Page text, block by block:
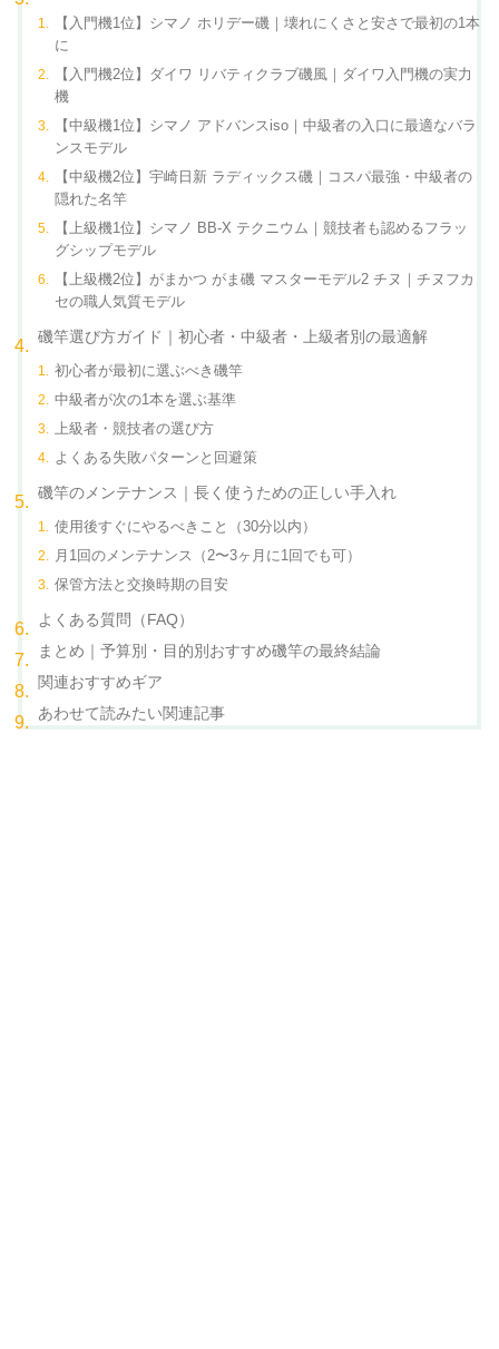
【入門機1位】シマノ ホリデー磯｜壊れにくさと安さで最初の1本
に
【入門機2位】ダイワ リバティクラブ磯風｜ダイワ入門機の実力
機
【中級機1位】シマノ アドバンスiso｜中級者の入口に最適なバラ
ンスモデル
【中級機2位】宇崎日新 ラディックス磯｜コスパ最強・中級者の
隠れた名竿
【上級機1位】シマノ BB-X テクニウム｜競技者も認めるフラッ
グシップモデル
【上級機2位】がまかつ がま磯 マスターモデル2 チヌ｜チヌフカ
セの職人気質モデル
磯竿選び方ガイド｜初心者・中級者・上級者別の最適解
初心者が最初に選ぶべき磯竿
中級者が次の1本を選ぶ基準
上級者・競技者の選び方
よくある失敗パターンと回避策
磯竿のメンテナンス｜長く使うための正しい手入れ
使用後すぐにやるべきこと（30分以内）
月1回のメンテナンス（2〜3ヶ月に1回でも可）
保管方法と交換時期の目安
よくある質問（FAQ）
まとめ｜予算別・目的別おすすめ磯竿の最終結論
関連おすすめギア
あわせて読みたい関連記事